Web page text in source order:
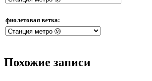
фиолетовая ветка:
Похожие записи